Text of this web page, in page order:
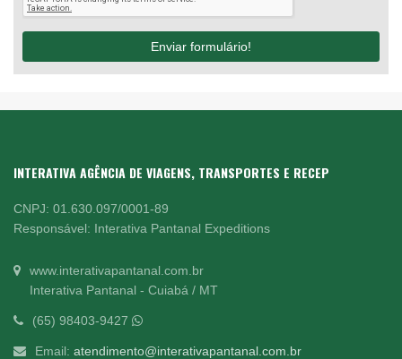
Enviar formulário!
INTERATIVA AGÊNCIA DE VIAGENS, TRANSPORTES E RECEP
CNPJ: 01.630.097/0001-89
Responsável: Interativa Pantanal Expeditions
www.interativapantanal.com.br
Interativa Pantanal - Cuiabá / MT
(65) 98403-9427
Email: atendimento@interativapantanal.com.br